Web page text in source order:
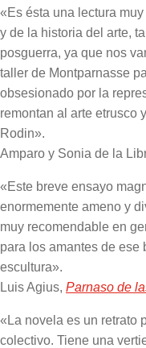
«Es ésta una lectura
y de la historia del arte,
posguerra, ya que nos
taller de Montparnasse
obsesionado por la
remontan al arte etrusco
Rodin».
Amparo y Sonia de la
«Este breve ensayo
enormemente ameno y
muy recomendable en
para los amantes de ese
escultura».
Luis Agius, Parnaso de
«La novela es un retrato
colectivo. Tiene una